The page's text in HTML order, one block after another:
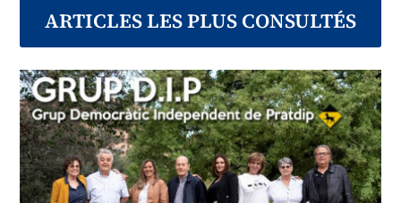
ARTICLES LES PLUS CONSULTÉS